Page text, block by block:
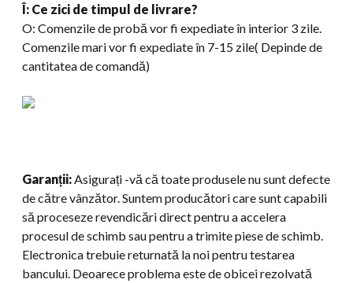
Î: Ce zici de timpul de livrare?
O: Comenzile de probă vor fi expediate în interior 3 zile.
Comenzile mari vor fi expediate în 7-15 zile( Depinde de
cantitatea de comandă)
Garanții: Asigurați -vă că toate produsele nu sunt defecte
de către vânzător. Suntem producători care sunt capabili
să proceseze revendicări direct pentru a accelera
procesul de schimb sau pentru a trimite piese de schimb.
Electronica trebuie returnată la noi pentru testarea
bancului. Deoarece problema este de obicei rezolvată